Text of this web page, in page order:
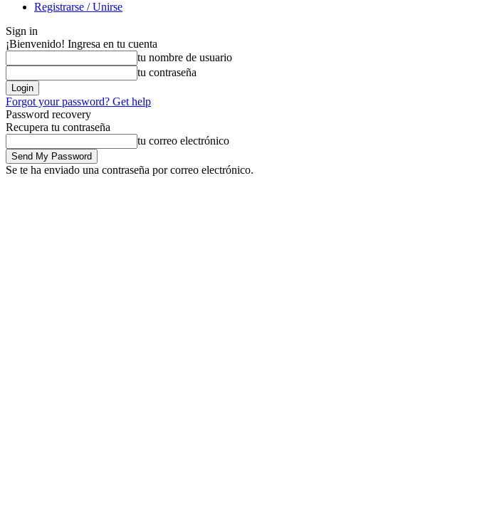
Registrarse / Unirse
Sign in
¡Bienvenido! Ingresa en tu cuenta
tu nombre de usuario
tu contraseña
Forgot your password? Get help
Password recovery
Recupera tu contraseña
tu correo electrónico
Se te ha enviado una contraseña por correo electrónico.